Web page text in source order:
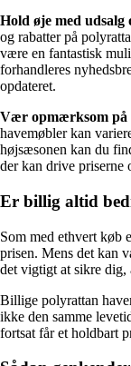
Hold øje med udsalg
og rabatter på
være en fantastisk
forhandleres
opdateret.
Vær opmærksom på
havemøbler kan
højsæsonen kan du
der kan drive priserne
Er billig altid
Som med ethvert køb
prisen. Mens det kan
det vigtigt at sikre dig,
Billige polyrattan
ikke den samme
fortsat får et holdbart